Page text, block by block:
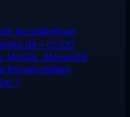
hozzáféréssel
Git + CI/CD
MySQL, MongoDB
böngésződben
7